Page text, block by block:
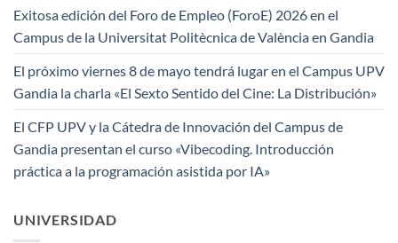
Exitosa edición del Foro de Empleo (ForoE) 2026 en el
Campus de la Universitat Politècnica de València en Gandia
El próximo viernes 8 de mayo tendrá lugar en el Campus UPV
Gandia la charla «El Sexto Sentido del Cine: La Distribución»
El CFP UPV y la Cátedra de Innovación del Campus de
Gandia presentan el curso «Vibecoding. Introducción
práctica a la programación asistida por IA»
UNIVERSIDAD